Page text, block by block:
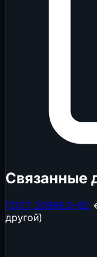
Связанные
ГОСТ 20996.0-82
другой)